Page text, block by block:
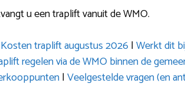
u een traplift vanuit de WMO.
Kosten traplift augustus 2026 |Werkt dit
regelen via de WMO binnen de
|Veelgestelde vragen (en